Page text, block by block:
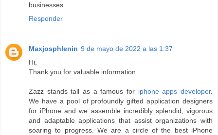
businesses.
Responder
Maxjosphlenin 9 de mayo de 2022 a las 1:37
Hi,
Thank you for valuable information
Zazz stands tall as a famous for iphone apps developer.
We have a pool of profoundly gifted application designers
for iPhone and we assemble incredibly splendid, vigorous
and adaptable applications that assist organizations with
soaring to progress. We are a circle of the best iPhone